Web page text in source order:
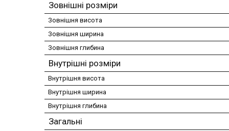
Зовнішні розміри
Зовнішня висота
Зовнішня ширина
Зовнішня глибина
Внутрішні розміри
Внутрішня висота
Внутрішня ширина
Внутрішня глибина
Загальні